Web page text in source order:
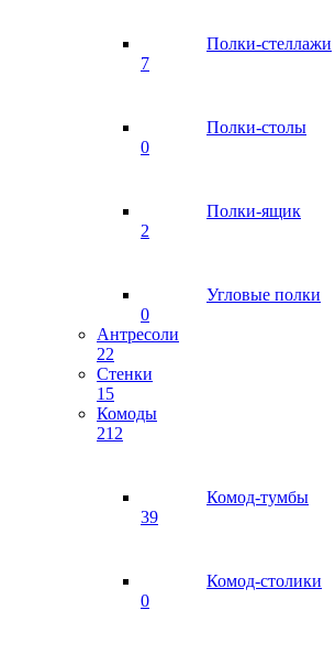
Полки-стеллажи
7
Полки-столы
0
Полки-ящик
2
Угловые полки
0
Антресоли
22
Стенки
15
Комоды
212
Комод-тумбы
39
Комод-столики
0